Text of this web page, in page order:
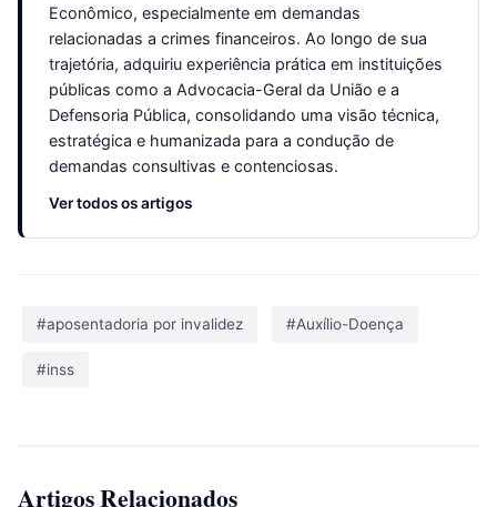
Econômico, especialmente em demandas
relacionadas a crimes financeiros. Ao longo de sua
trajetória, adquiriu experiência prática em instituições
públicas como a Advocacia-Geral da União e a
Defensoria Pública, consolidando uma visão técnica,
estratégica e humanizada para a condução de
demandas consultivas e contenciosas.
Ver todos os artigos
#aposentadoria por invalidez #Auxílio-Doença
#inss
Artigos Relacionados